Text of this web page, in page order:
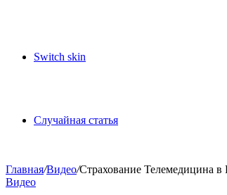
Switch skin
Случайная статья
Главная/Видео/Страхование Телемедицина
Видео